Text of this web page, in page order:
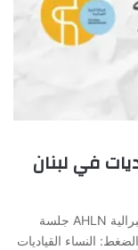
في لبنان
نظمت لجنة “Womena” التابعة لشبكة الحرية الليبرالية AHLN جلسة
النساء القياديات